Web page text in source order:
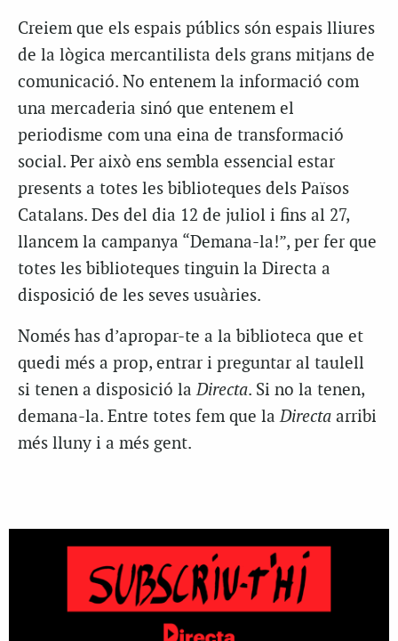
Creiem que els espais públics són espais lliures
de la lògica mercantilista dels grans mitjans de
comunicació. No entenem la informació com
una mercaderia sinó que entenem el
periodisme com una eina de transformació
social. Per això ens sembla essencial estar
presents a totes les biblioteques dels Països
Catalans. Des del dia 12 de juliol i fins al 27,
llancem la campanya “Demana-la!”, per fer que
totes les biblioteques tinguin la Directa a
disposició de les seves usuàries.
Només has d’apropar-te a la biblioteca que et
quedi més a prop, entrar i preguntar al taulell
si tenen a disposició laDirecta. Si no la tenen,
demana-la. Entre totes fem que laDirecta arribi
més lluny i a més gent.